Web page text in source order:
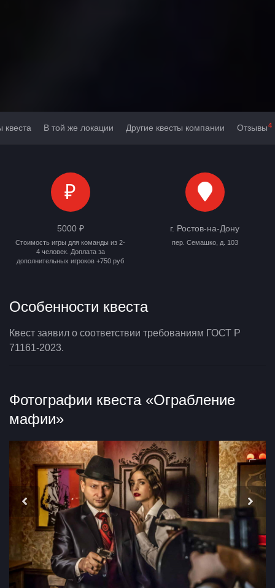
квеста В той же локации Другие квесты компании Отзывы4
₽
5000 ₽
Стоимость игры для команды из 2-
4 человек. Доплата за
дополнительных игроков +750 руб
г. Ростов-на-Дону
пер. Семашко, д. 103
Особенности квеста
Квест заявил о соответствии требованиям ГОСТ Р
71161-2023.
Фотографии квеста «Ограбление
мафии»